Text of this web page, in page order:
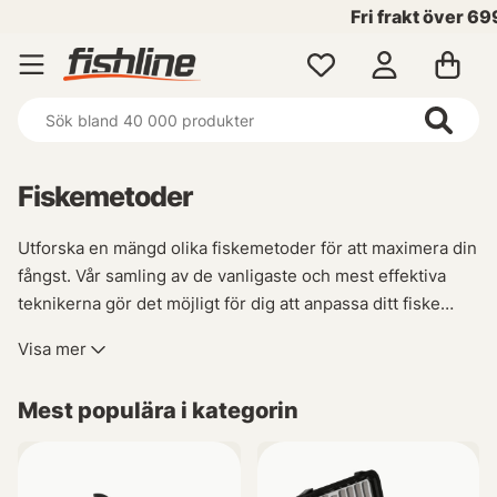
Fri frakt över 699 kr!
Fiskemetoder
Utforska en mängd olika fiskemetoder för att maximera din
fångst. Vår samling av de vanligaste och mest effektiva
teknikerna gör det möjligt för dig att anpassa ditt fiske
flugfiske, trolling eller ismete har vi allt du behöver för att
och specialiserade metoder såsom havsfiske,
Visa mer
Mest populära i kategorin